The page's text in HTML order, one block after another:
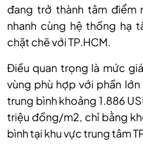
đang trở thành tâm
nhanh cùng hệ thống hạ
chặt chẽ với TP.HCM.
Điều quan trọng là mức
vùng phù hợp với phần
trung bình khoảng 1.886
triệu đồng/m2, chỉ bằng
bình tại khu vực trung tâm